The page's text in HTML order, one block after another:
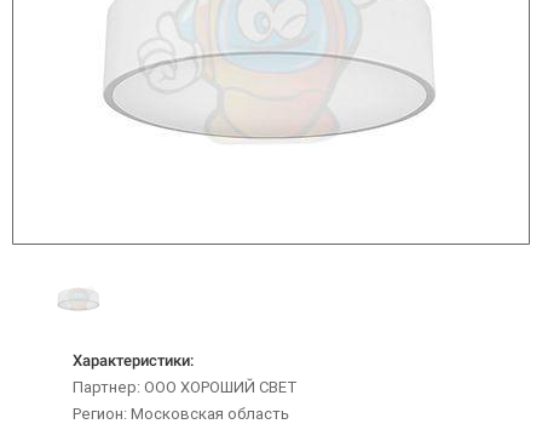
Характеристики:
Партнер: ООО ХОРОШИЙ СВЕТ
Регион: Московская область